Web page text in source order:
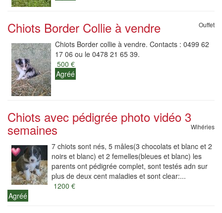
Chiots Border Collie à vendre Ouffet
Chiots Border collie à vendre. Contacts : 0499 62
17 06 ou le 0478 21 65 39.
500 €
Agréé
Chiots avec pédigrée photo vidéo 3
semaines Wihéries
7 chiots sont nés, 5 mâles(3 chocolats et blanc et 2
noirs et blanc) et 2 femelles(bleues et blanc) les
parents ont pédigrée complet, sont testés adn sur
plus de deux cent maladies et sont clear:...
1200 €
Agréé